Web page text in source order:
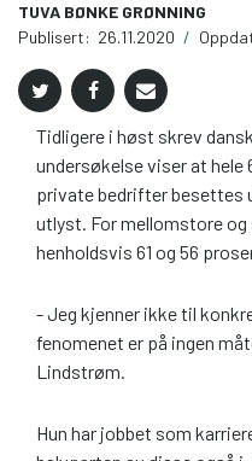
TUVA BØNKE GRØNNING
Publisert: 26.11.2020 /
Tidligere i høst skrev
undersøkelse viser at hele
private bedrifter besettes
utlyst. For mellomstore
henholdsvis 61 og 56
- Jeg kjenner ikke til
fenomenet er på ingen
Lindstrøm.
Hun har jobbet som